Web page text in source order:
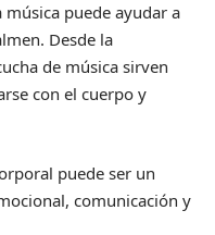
puede ayudar a
Desde la
de música sirven
con el cuerpo y
puede ser un
comunicación y